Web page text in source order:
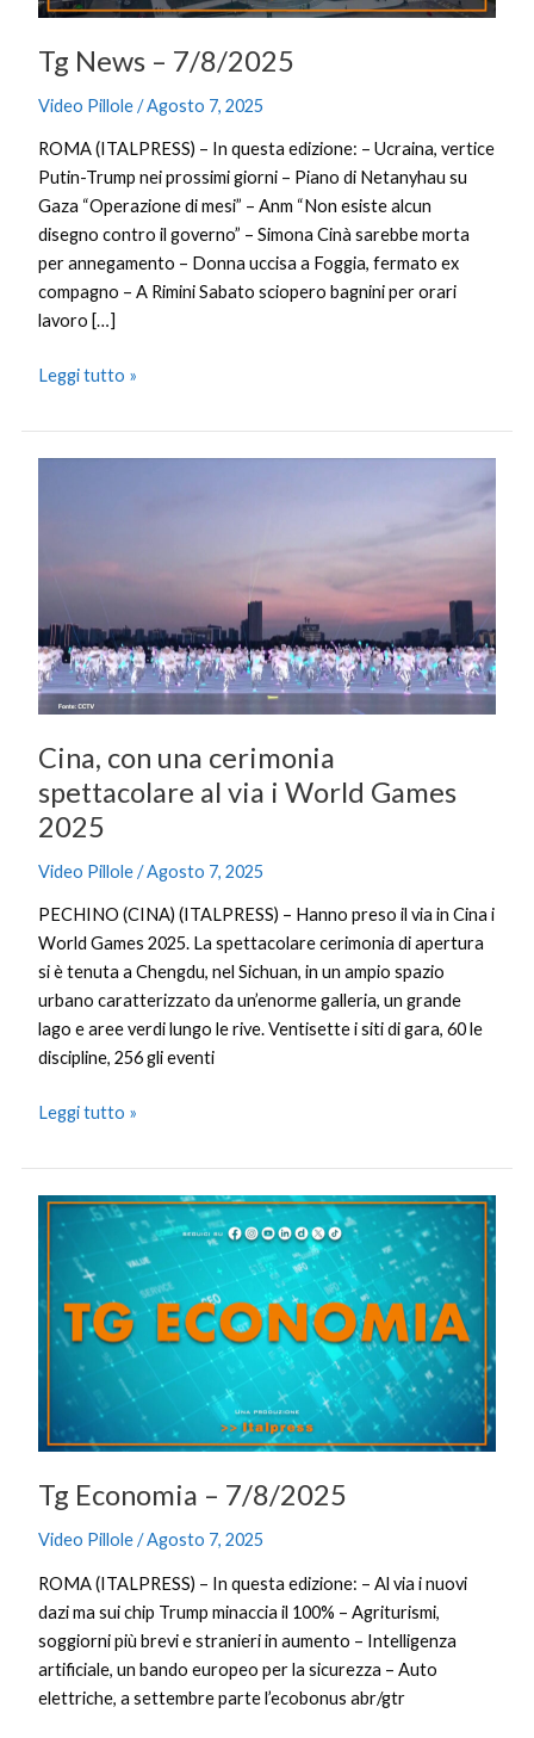
Tg News – 7/8/2025
Video Pillole/Agosto 7, 2025
ROMA (ITALPRESS) – In questa edizione: – Ucraina, vertice
Putin-Trump nei prossimi giorni – Piano di Netanyhau su
Gaza “Operazione di mesi” – Anm “Non esiste alcun
disegno contro il governo” – Simona Cinà sarebbe morta
per annegamento – Donna uccisa a Foggia, fermato ex
compagno – A Rimini Sabato sciopero bagnini per orari
lavoro […]
Leggi tutto »
Cina, con una cerimonia
spettacolare al via i World Games
2025
Video Pillole/Agosto 7, 2025
PECHINO (CINA) (ITALPRESS) – Hanno preso il via in Cina i
World Games 2025. La spettacolare cerimonia di apertura
si è tenuta a Chengdu, nel Sichuan, in un ampio spazio
urbano caratterizzato da un’enorme galleria, un grande
lago e aree verdi lungo le rive. Ventisette i siti di gara, 60 le
discipline, 256 gli eventi
via
i
World
2025
Leggi tutto »
Tg Economia – 7/8/2025
Video Pillole/Agosto 7, 2025
ROMA (ITALPRESS) – In questa edizione: – Al via i nuovi
dazi ma sui chip Trump minaccia il 100% – Agriturismi,
soggiorni più brevi e stranieri in aumento – Intelligenza
artificiale, un bando europeo per la sicurezza – Auto
elettriche, a settembre parte l’ecobonus abr/gtr
Tg
Economia
7/8/2025